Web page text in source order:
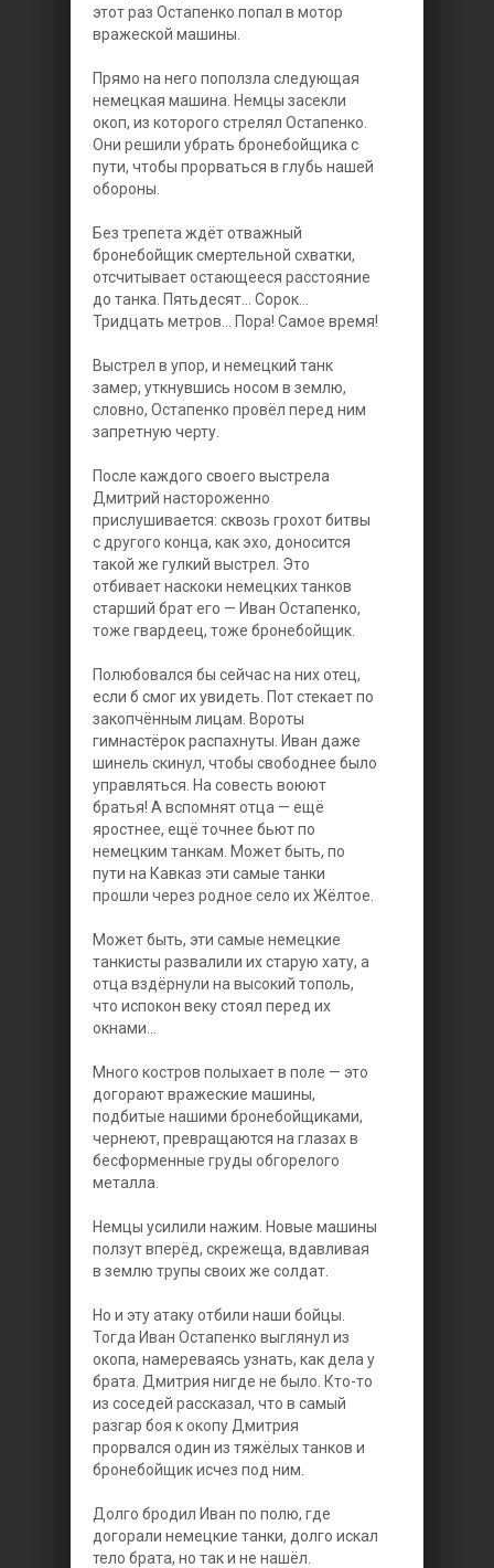
этот раз Остапенко попал в мотор
вражеской машины.
Прямо на него поползла следующая
немецкая машина. Немцы засекли
окоп, из которого стрелял Остапенко.
Они решили убрать бронебойщика с
пути, чтобы прорваться в глубь нашей
обороны.
Без трепета ждёт отважный
бронебойщик смертельной схватки,
отсчитывает остающееся расстояние
до танка. Пятьдесят... Сорок...
Тридцать метров... Пора! Самое время!
Выстрел в упор, и немецкий танк
замер, уткнувшись носом в землю,
словно, Остапенко провёл перед ним
запретную черту.
После каждого своего выстрела
Дмитрий настороженно
прислушивается: сквозь грохот битвы
с другого конца, как эхо, доносится
такой же гулкий выстрел. Это
отбивает наскоки немецких танков
старший брат его — Иван Остапенко,
тоже гвардеец, тоже бронебойщик.
Полюбовался бы сейчас на них отец,
если б смог их увидеть. Пот стекает по
закопчённым лицам. Вороты
гимнастёрок распахнуты. Иван даже
шинель скинул, чтобы свободнее было
управляться. Ha совесть воюют
братья! А вспомнят отца — ещё
яростнее, ещё точнее бьют по
немецким танкам. Может быть, по
пути на Кавказ эти самые танки
прошли через родное село их Жёлтое.
Может быть, эти самые немецкие
танкисты развалили их старую хату, а
отца вздёрнули на высокий тополь,
что испокон веку стоял перед их
окнами...
Много костров полыхает в поле — это
догорают вражеские машины,
подбитые нашими бронебойщиками,
чернеют, превращаются на глазах в
бесформенные груды обгорелого
металла.
Немцы усилили нажим. Новые машины
ползут вперёд, скрежеща, вдавливая
в землю трупы своих же солдат.
Но и эту атаку отбили наши бойцы.
Тогда Иван Остапенко выглянул из
окопа, намереваясь узнать, как дела у
брата. Дмитрия нигде не было. Кто-то
из соседей рассказал, что в самый
разгар боя к окопу Дмитрия
прорвался один из тяжёлых танков и
бронебойщик исчез под ним.
Долго бродил Иван по полю, где
догорали немецкие танки, долго искал
тело брата, но так и не нашёл.